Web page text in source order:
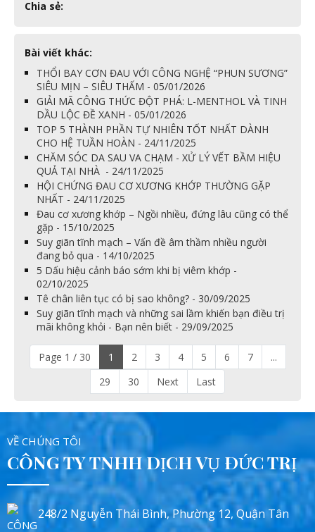
Chia sẻ:
Bài viết khác:
THỔI BAY CƠN ĐAU VỚI CÔNG NGHỆ “PHUN SƯƠNG”
SIÊU MỊN – SIÊU THẤM - 05/01/2026
GIẢI MÃ CÔNG THỨC ĐỘT PHÁ: L-MENTHOL VÀ TINH
DẦU LỘC ĐỀ XANH - 05/01/2026
TOP 5 THÀNH PHẦN TỰ NHIÊN TỐT NHẤT DÀNH
CHO HỆ TUẦN HOÀN - 24/11/2025
CHĂM SÓC DA SAU VA CHẠM - XỬ LÝ VẾT BẦM HIỆU
QUẢ TẠI NHÀ - 24/11/2025
HỘI CHỨNG ĐAU CƠ XƯƠNG KHỚP THƯỜNG GẶP
NHẤT - 24/11/2025
Đau cơ xương khớp – Ngồi nhiều, đứng lâu cũng có thể
gặp - 15/10/2025
Suy giãn tĩnh mạch – Vấn đề âm thầm nhiều người
đang bỏ qua - 14/10/2025
5 Dấu hiệu cảnh báo sớm khi bị viêm khớp -
02/10/2025
Tê chân liên tục có bị sao không? - 30/09/2025
Suy giãn tĩnh mạch và những sai lầm khiến bạn điều trị
mãi không khỏi - Bạn nên biết - 29/09/2025
Page 1 / 30 1 2 3 4 5 6 7
...
29
30 Next Last
VỀ CHÚNG TÔI
CÔNG TY TNHH DỊCH VỤ ĐỨC TRỊ
248/2 Nguyễn Thái Bình, Phường 12, Quận Tân